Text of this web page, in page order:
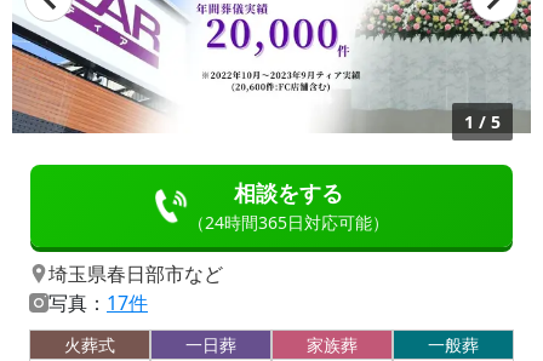
1 / 5
相談をする
（24時間365日対応可能）
埼玉県春日部市など
写真： 17件
火葬式
一日葬
家族葬
一般葬